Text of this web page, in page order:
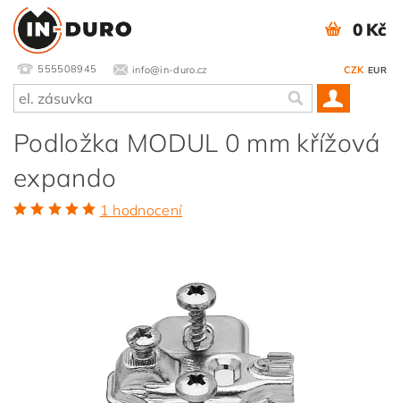
555508945 info@in-duro.cz CZK EUR
0 Kč
Podložka MODUL 0 mm křížová
expando
1 hodnocení